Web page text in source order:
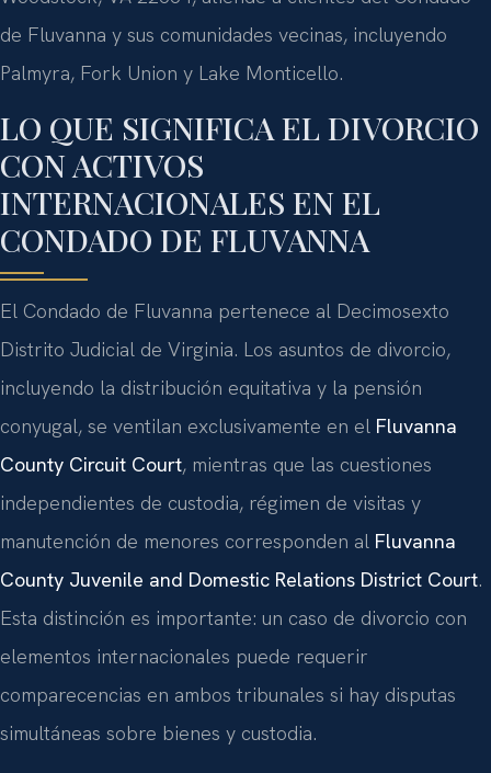
de Fluvanna y sus comunidades vecinas, incluyendo
Palmyra, Fork Union y Lake Monticello.
LO QUE SIGNIFICA EL DIVORCIO
CON ACTIVOS
INTERNACIONALES EN EL
CONDADO DE FLUVANNA
El Condado de Fluvanna pertenece al Decimosexto
Distrito Judicial de Virginia. Los asuntos de divorcio,
incluyendo la distribución equitativa y la pensión
conyugal, se ventilan exclusivamente en el Fluvanna
County Circuit Court, mientras que las cuestiones
independientes de custodia, régimen de visitas y
manutención de menores corresponden al Fluvanna
County Juvenile and Domestic Relations District Court.
Esta distinción es importante: un caso de divorcio con
elementos internacionales puede requerir
comparecencias en ambos tribunales si hay disputas
simultáneas sobre bienes y custodia.